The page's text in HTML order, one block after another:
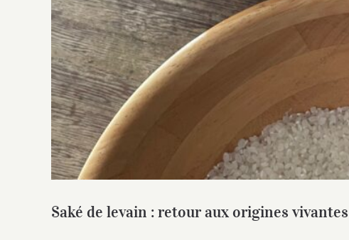
Saké de levain : retour aux
Saké de levain : retour aux origines